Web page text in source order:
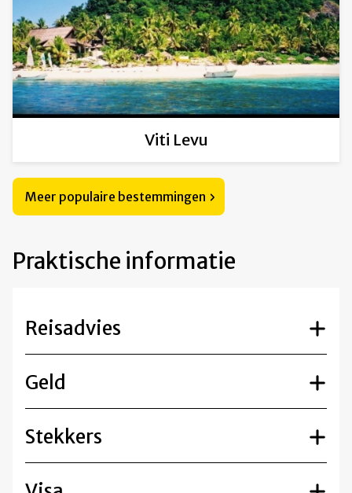
Viti Levu
Meer populaire bestemmingen
Praktische informatie
Reisadvies
Geld
Stekkers